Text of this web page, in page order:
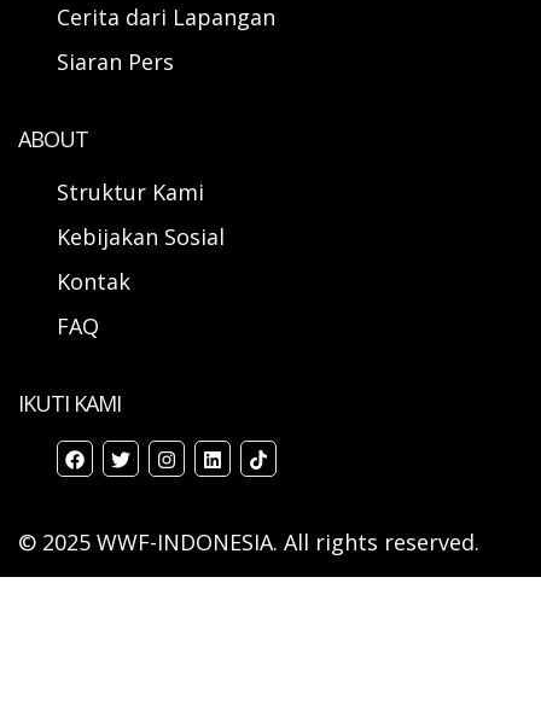
Cerita dari Lapangan
Siaran Pers
ABOUT
Struktur Kami
Kebijakan Sosial
Kontak
FAQ
IKUTI KAMI
© 2025 WWF-INDONESIA. All rights reserved.